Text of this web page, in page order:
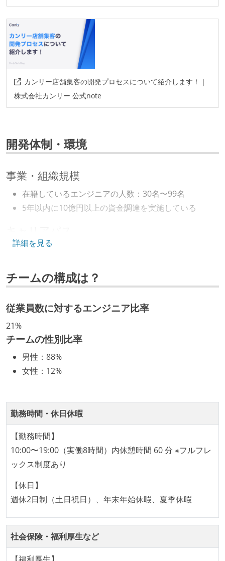
カンリー店舗集客の開発プロセスについて紹介します！｜
株式会社カンリー 公式note
開発体制・環境
事業・組織規模
在籍しているエンジニアの人数：30名〜99名
5年以内に10億円以上の資金調達を実施している
エンジニアの人事評価にエンジニア経験者が関わって
マネージャーやCTOと高頻度（月1程度）でキャリアに
ついて話す場が設けられている
技術カルチャー
化を行う役割の人・部門が存在する
取締役（社内）または執行役員として、エンジニアリ
ング部門の人間が経営に参加している
が在籍している
エンジニアが自発的に外部のイベントやカンファレン
スに登壇している
最新技術を追いかけるための社内勉強会が定期開催さ
れ、参加者が自主的に参加している
開発メンバーの裁量
OS やエディタ、IDE といった個人の環境は、各自の責
企画を決定する場に、実装を担当する開発メンバーが
参加している
タスクの見積もりは、実装を担当するメンバーが中心
詳細を見る
チームの構成は？
従業員数に対するエンジニア比率
21%
チームの性別比率
男性 ： 88%
女性 ： 12%
勤務時間・休日休暇
【勤務時間】
10:00〜19:00（実働8時間）内休憩時間 60 分 ※フルフレ
ックス制度あり
【休日】
週休2日制（土日祝日）、年末年始休暇、夏季休暇
社会保険・福利厚生など